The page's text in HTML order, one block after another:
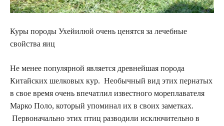
Куры породы Ухейилюй очень ценятся за лечебные
свойства яиц
Не менее популярной является древнейшая порода
Китайских шелковых кур. Необычный вид этих пернатых
в свое время очень впечатлил известного мореплавателя
Марко Поло, который упоминал их в своих заметках.
Первоначально этих птиц разводили исключительно в